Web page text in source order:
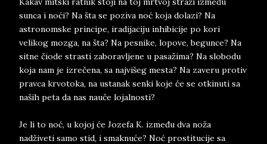
sunca i noći? Na šta se poziva noć koja dolazi? Na
astronomske principe, iradijaciju inhibicije po kori
velikog mozga, na šta? Na pesnike, lopove, begunce? Na
sitne čiode strasti zaboravljene u pasažima? Na slobodu
koja nam je izrečena, sa najvišeg mesta? Na zaveru protiv
pravca krvotoka, na ustanak senki koje će se otkinuti sa
naših peta da nas nauče lojalnosti?
Je li to noć, u kojoj će Jozefa K. između dva noža
nadživeti samo stid, i smaknuće? Noć prostitucije sa